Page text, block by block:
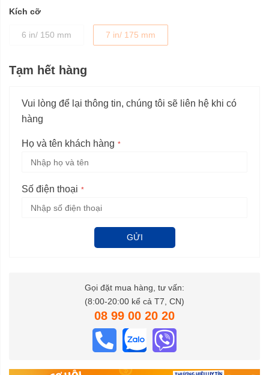
Kích cỡ
6 in/ 150 mm 7 in/ 175 mm
Tạm hết hàng
Vui lòng để lại thông tin, chúng tôi sẽ liên hệ khi có
hàng
Họ và tên khách hàng
Số điện thoại
GỬI
Gọi đặt mua hàng, tư vấn:
(8:00-20:00 kể cả T7, CN)
08 99 00 20 20